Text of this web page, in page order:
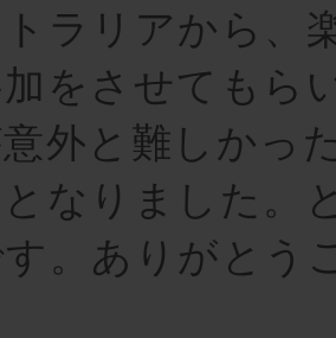
ラリアから、
をさせてもら
外と難しかっ
なりました。
。ありがとう